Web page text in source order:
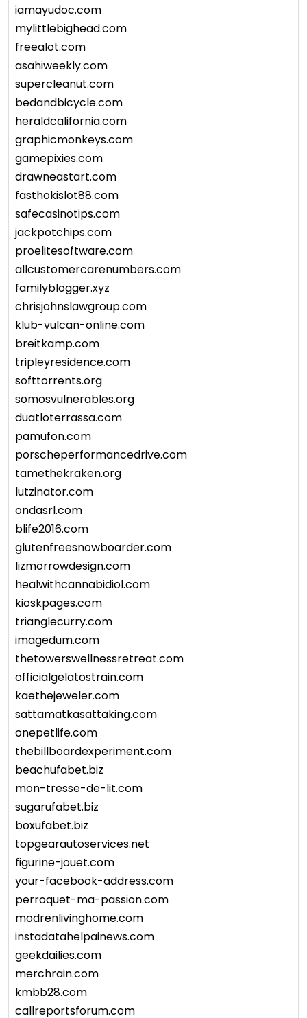
iamayudoc.com
mylittlebighead.com
freealot.com
asahiweekly.com
supercleanut.com
bedandbicycle.com
heraldcalifornia.com
graphicmonkeys.com
gamepixies.com
drawneastart.com
fasthokislot88.com
safecasinotips.com
jackpotchips.com
proelitesoftware.com
allcustomercarenumbers.com
familyblogger.xyz
chrisjohnslawgroup.com
klub-vulcan-online.com
breitkamp.com
tripleyresidence.com
softtorrents.org
somosvulnerables.org
duatloterrassa.com
pamufon.com
porscheperformancedrive.com
tamethekraken.org
lutzinator.com
ondasrl.com
blife2016.com
glutenfreesnowboarder.com
lizmorrowdesign.com
healwithcannabidiol.com
kioskpages.com
trianglecurry.com
imagedum.com
thetowerswellnessretreat.com
officialgelatostrain.com
kaethejeweler.com
sattamatkasattaking.com
onepetlife.com
thebillboardexperiment.com
beachufabet.biz
mon-tresse-de-lit.com
sugarufabet.biz
boxufabet.biz
topgearautoservices.net
figurine-jouet.com
your-facebook-address.com
perroquet-ma-passion.com
modrenlivinghome.com
instadatahelpainews.com
geekdailies.com
merchrain.com
kmbb28.com
callreportsforum.com